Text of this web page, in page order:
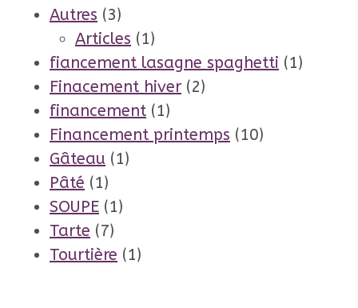
Autres 33
produits
Articles 11
produit
fiancement lasagne spaghetti 11
Finacement hiver 22
financement 11
produit
Financement printemps 1010
Gâteau 11
Pâté 11
produit
SOUPE 11
Tarte 77
produits
Tourtière 11